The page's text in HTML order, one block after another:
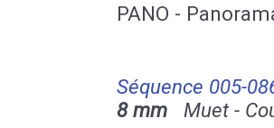
PANO -
Séquence 005-
8 mm Muet -